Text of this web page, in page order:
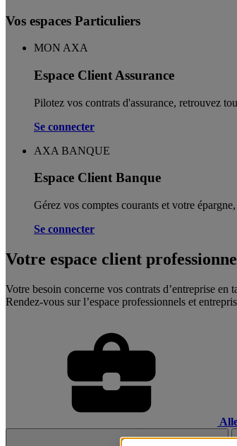
Vos espaces Particuliers
MON AXA
Espace Client Assurance
Pilotez vos contrats d'assurance, retrouvez
Se connecter
AXA BANQUE
Espace Client Banque
Gérez vos comptes courants et votre
Se connecter
Votre espace client
Votre besoin concerne vos contrats d’entreprise en
Rendez-vous sur l’espace professionnels et